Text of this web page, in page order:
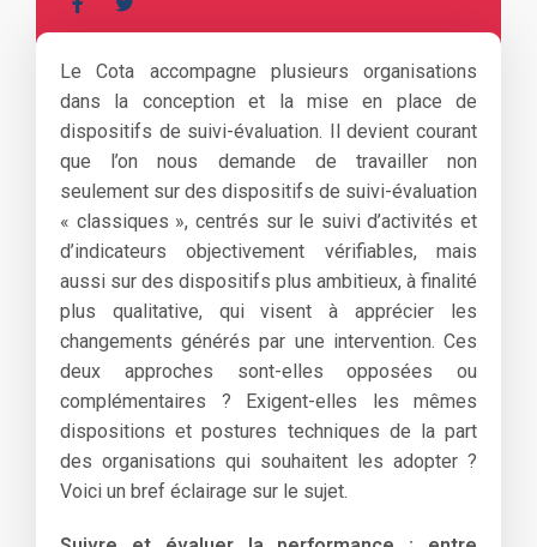
Le Cota accompagne plusieurs organisations
dans la conception et la mise en place de
dispositifs de suivi-évaluation. Il devient courant
que l’on nous demande de travailler non
seulement sur des dispositifs de suivi-évaluation
« classiques », centrés sur le suivi d’activités et
d’indicateurs objectivement vérifiables, mais
aussi sur des dispositifs plus ambitieux, à finalité
plus qualitative, qui visent à apprécier les
changements générés par une intervention. Ces
deux approches sont-elles opposées ou
complémentaires ? Exigent-elles les mêmes
dispositions et postures techniques de la part
des organisations qui souhaitent les adopter ?
Voici un bref éclairage sur le sujet.